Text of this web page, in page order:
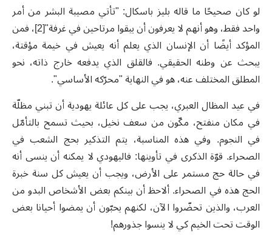
لو كان صحيحًا ما قاله بليز باسكال: "تأتي مصيبة البشر من أمر
واحد فقط، وهو أنهم لا يعرفون أن يبقوا مرتاحين في غرفة"[2]، فمن
المؤكد أيضًا أن الإنسان الذي يعلم أنه يعيش في خيمة مؤقتة،
يبحث عن وطنه الحقيقي. فالقلق الذي يدفعه خارج ذاته، نحو
المطلق المختلف عنه، هو في النهاية "محرّكه الأساسي".
في عيد المظال العبري، يجب على كل عائلة يهودية أن تبني مظلّة
في مكان منفتح، مكّون من سعف نخيل، بحيث تسمح بالتأمّل
في النجوم. وفي هذه المناسبة، يتم التذكير بحج الشعب في
الصحراء. قوّة الذكرى في تأوينها: فاليهودي لا يمكنه أن ينسى أنه
في حالة حج مستمر على الأرض، ويجب أن يعيش كل سنة خبرة
الحج هذه في الصحراء. ألاحظ أن بينكم بعض الأشخاص البدو من
العرب، والذين تحضّروا الآن، لكنهم يحبّون أن يمضوا أحيانا بعض
الوقت تحت الخيم كي لا ينسوا جذورهم!